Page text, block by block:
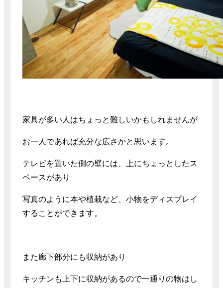
家具が多い人はちょっと難しいかもしれませんが
お一人であれば充分な広さかと思います。
テレビを置いた側の壁には、上にちょっとしたス
ペースがあり
写真のように本や植栽など、小物をディスプレイ
することができます。
また廊下部分にも収納があり
キッチンも上下に収納があるので一通りの物はし